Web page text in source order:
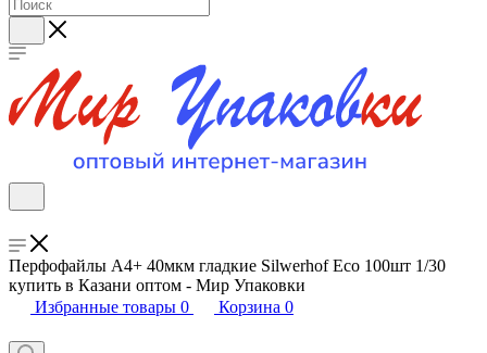
Перфофайлы А4+ 40мкм гладкие Silwerhof Eco 100шт 1/30
купить в Казани оптом - Мир Упаковки
Избранные товары 0 Корзина 0